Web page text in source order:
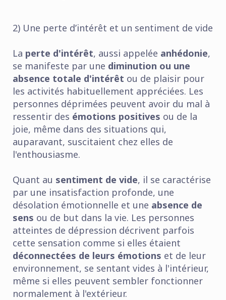
2) Une perte d’intérêt et un sentiment de vide
La perte d'intérêt, aussi appelée anhédonie,
se manifeste par une diminution ou une
absence totale d'intérêt ou de plaisir pour
les activités habituellement appréciées. Les
personnes déprimées peuvent avoir du mal à
ressentir des émotions positives ou de la
joie, même dans des situations qui,
auparavant, suscitaient chez elles de
l'enthousiasme.
Quant au sentiment de vide, il se caractérise
par une insatisfaction profonde, une
désolation émotionnelle et une absence de
sens ou de but dans la vie. Les personnes
atteintes de dépression décrivent parfois
cette sensation comme si elles étaient
déconnectées de leurs émotions et de leur
environnement, se sentant vides à l'intérieur,
même si elles peuvent sembler fonctionner
normalement à l'extérieur.